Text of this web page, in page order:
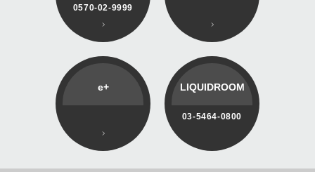
0570-02-9999
e+ LIQUIDROOM
03-5464-0800